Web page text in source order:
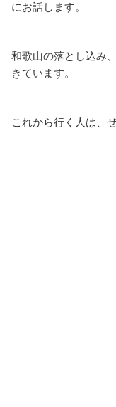
にお話します。
和歌山の落とし込み
きています。
これから行く人は、